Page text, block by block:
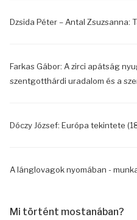
Dzsida Péter – Antal Zsuzsanna:
Farkas Gábor: A zirci apátság
szentgotthárdi uradalom és a
Dóczy József: Európa tekintete
A lánglovagok nyomában -
Mi történt mostanában?